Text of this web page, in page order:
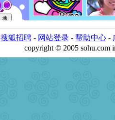
搜狐招聘- 网站登录- 帮助中心-
copyright © 2005 sohu.com